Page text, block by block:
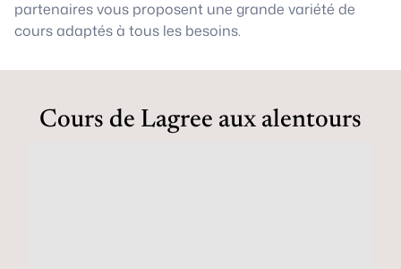
partenaires vous proposent une grande variété de
cours adaptés à tous les besoins.
Cours de Lagree aux alentours